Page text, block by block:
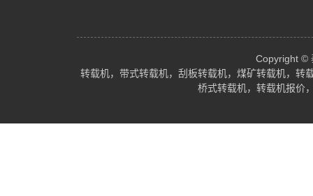
Copyright ©
转载机，带式转载机，刮板转载机，煤矿转载机，转
桥式转载机，转载机报价